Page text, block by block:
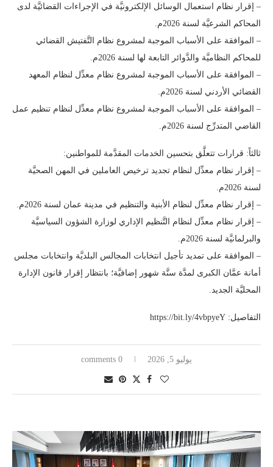
– إقرار نظام استعمال الوسائل الإلكترونيَّة في الإجراءات القضائيَّة لدى
المحاكم الشرعيَّة لسنة 2026م.
– الموافقة على الأسباب الموجبة لمشروع نظام التَّفتيش القضائي
للمحاكم النظاميَّة والدَّوائر التابعة لها لسنة 2026م.
– الموافقة على الأسباب الموجبة لمشروع نظام معدِّل لنظام المعهد
القضائي الأردني لسنة 2026م.
– الموافقة على الأسباب الموجبة لمشروع نظام معدِّل لنظام تنظيم عمل
القاضي المتدرِّج لسنة 2026م.
ثالثاً: قرارات تتعلَّق بتحسين الخدمات المقدَّمة للمواطنين:
– إقرار نظام معدِّل لنظام تجديد ترخيص العاملين في المهن الصحيَّة
لسنة 2026م.
– إقرار نظام معدِّل لنظام الأبنية والتنظيم في مدينة عمان لسنة 2026م.
– إقرار نظام معدِّل لنظام التَّنظيم الإداري لوزارة الشؤون السياسيَّة
والبرلمانيَّة لسنة 2026م.
– الموافقة على تمديد تأجيل انتخابات المجالس البلديَّة وانتخابات مجلس
أمانة عمَّان الكبرى لمدَّة ستَّة شهور إضافيَّة؛ بانتظار إقرار قانون الإدارة
المحليَّة الجديد.
التفاصيل: https://bit.ly/4vbpyeY
يوليو 5, 2026 0 comments